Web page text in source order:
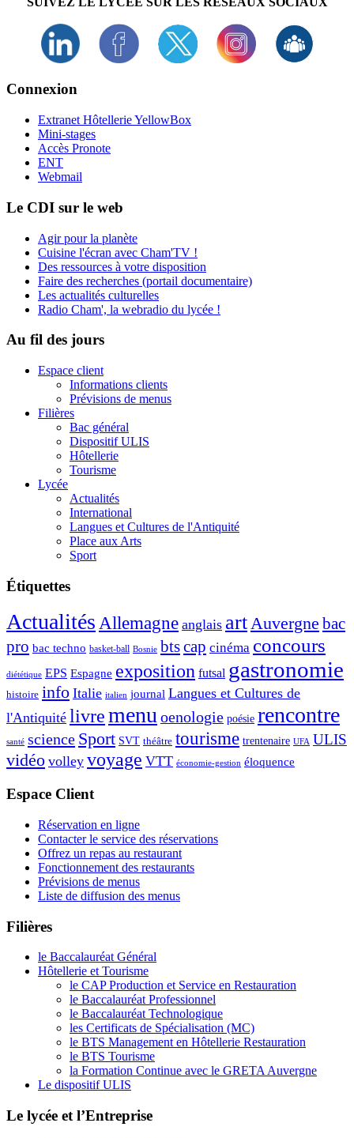
Connexion
Extranet Hôtellerie YellowBox
Mini-stages
Accès Pronote
ENT
Webmail
Le CDI sur le web
Agir pour la planète
Cuisine l'écran avec Cham'TV !
Des ressources à votre disposition
Faire des recherches (portail documentaire)
Les actualités culturelles
Radio Cham', la webradio du lycée !
Au fil des jours
Espace client
Informations clients
Prévisions de menus
Filières
Bac général
Dispositif ULIS
Hôtellerie
Tourisme
Lycée
Actualités
International
Langues et Cultures de l'Antiquité
Place aux Arts
Sport
Étiquettes
ActualitésAllemagne anglais artAuvergne bac
pro bac techno basket-ball Bosnie btscap cinéma concours
diététique EPS Espagne exposition futsal gastronomie
histoire info Italie italien journal Langues et Cultures de
l'Antiquité livremenuoenologie poésie rencontre
santé science Sport SVT théâtre tourisme trentenaire UFA ULIS
vidéo volley voyage VTT économie-gestion éloquence
Espace Client
Réservation en ligne
Contacter le service des réservations
Offrez un repas au restaurant
Fonctionnement des restaurants
Prévisions de menus
Liste de diffusion des menus
Filières
le Baccalauréat Général
Hôtellerie et Tourisme
le CAP Production et Service en Restauration
le Baccalauréat Professionnel
le Baccalauréat Technologique
les Certificats de Spécialisation (MC)
le BTS Management en Hôtellerie Restauration
le BTS Tourisme
la Formation Continue avec le GRETA Auvergne
Le dispositif ULIS
Le lycée et l’Entreprise